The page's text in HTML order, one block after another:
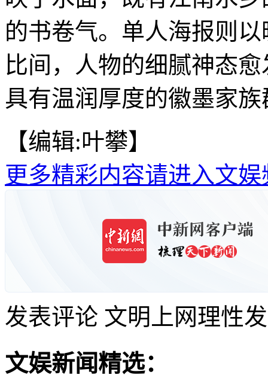
的书卷气。单人海报则
比间，人物的细腻神态
具有温润厚度的徽墨家
【编辑:叶攀】
更多精彩内容请进入文娱
发表评论 文明上网理性
文娱新闻精选：